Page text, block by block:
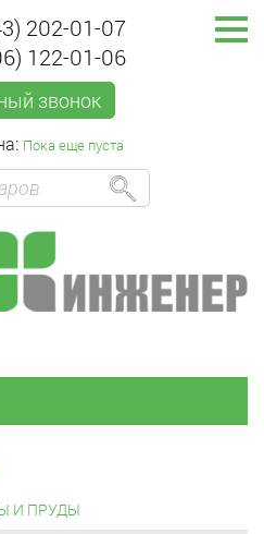
202-01-07
122-01-06
звонок
Пока еще пуста
И ПРУДЫ